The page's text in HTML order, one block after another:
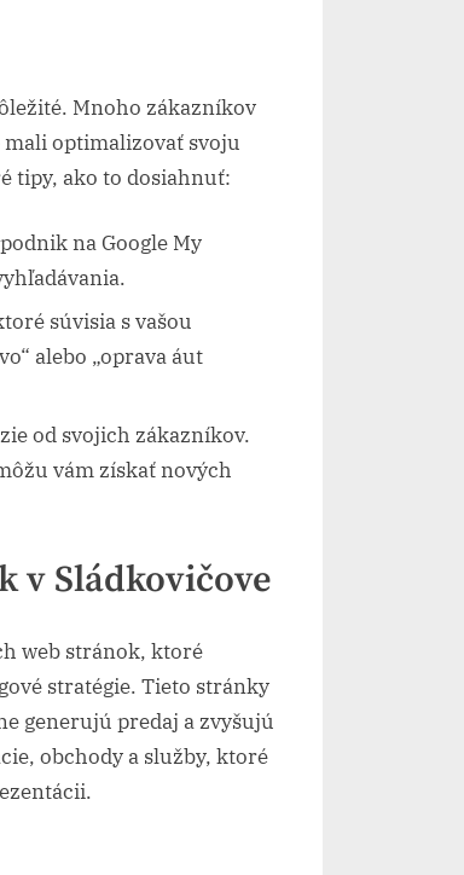
Mnoho zákazníkov
optimalizovať svoju
tipy, ako to dosiahnuť:
na Google My
súvisia s vašou
alebo „oprava áut
od svojich zákazníkov.
vám získať nových
v Sládkovičove
web stránok, ktoré
stratégie. Tieto stránky
generujú predaj a zvyšujú
obchody a služby, ktoré